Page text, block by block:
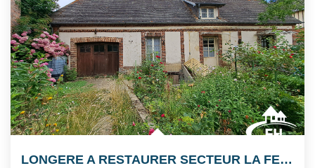
LONGERE A RESTAURER SECTEUR LA FERTE FRESNEL